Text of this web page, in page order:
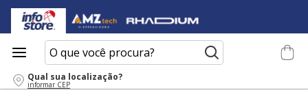
O que você procura?
Qual sua localização?
informar CEP